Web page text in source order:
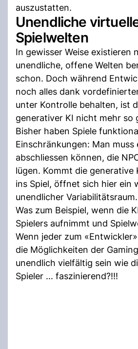
auszustatten.
Unendliche
Spielwelten
In gewisser Weise existieren
unendliche, offene Welten
schon. Doch während
noch alles dank
unter Kontrolle behalten, ist
generativer KI nicht mehr so
Bisher haben Spiele
Einschränkungen: Man muss
abschliessen können, die
lügen. Kommt die generative
ins Spiel, öffnet sich hier ein
unendlicher Variabilitätsraum.
Was zum Beispiel, wenn die
Spielers aufnimmt und
Wenn jeder zum
die Möglichkeiten der
unendlich vielfältig sein wie
Spieler ... faszinierend?!!!